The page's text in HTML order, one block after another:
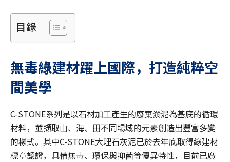
目錄
無毒綠建材躍上國際，打造純粹空
間美學
C-STONE系列是以石材加工產生的廢棄淤泥為基底的循環
材料，並擷取山、海、田不同場域的元素創造出豐富多變
的樣式。其中C-STONE大理石灰泥已於去年底取得綠建材
標章認證，具備無毒、環保與抑菌等優異特性，目前已廣